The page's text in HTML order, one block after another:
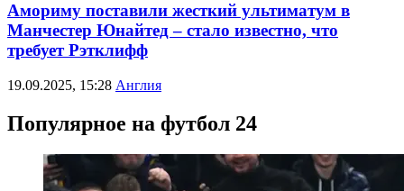
Амориму поставили жесткий ультиматум в
Манчестер Юнайтед – стало известно, что
требует Рэтклифф
19.09.2025, 15:28 Англия
Популярное на футбол 24